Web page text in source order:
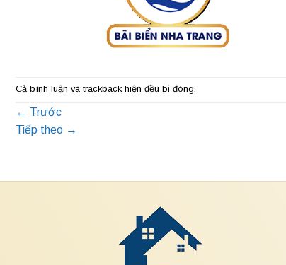
Cả bình luận và trackback hiện đều bị đóng.
← Trước
Tiếp theo →